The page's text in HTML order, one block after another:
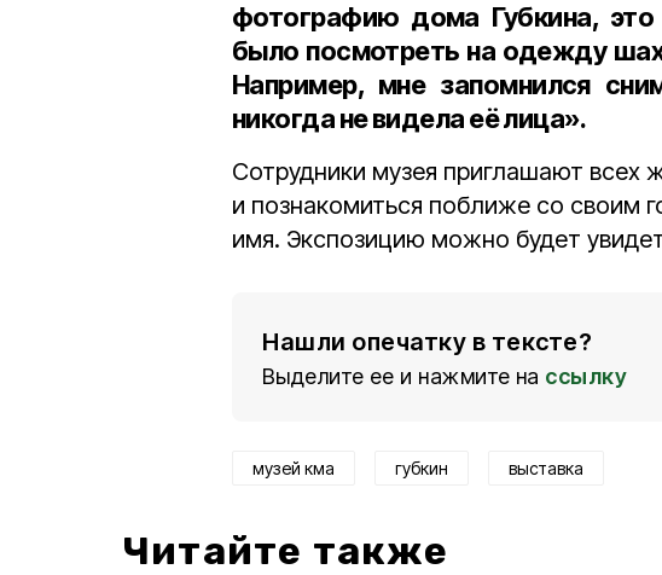
фотографию дома Губкина,
было посмотреть на одежду
Например, мне запомнился
никогда не видела её лица».
Сотрудники музея приглашают всех
и познакомиться поближе со своим
имя. Экспозицию можно будет
Нашли опечатку в тексте?
Выделите ее и нажмите на ссылку
музей кма губкин выставка
Читайте также